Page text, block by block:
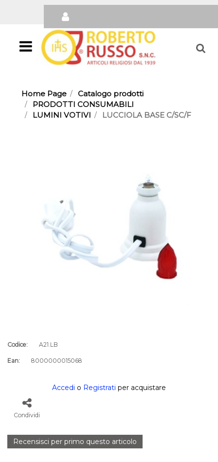
Open
Home Page
Catalogo prodotti
PRODOTTI CONSUMABILI
LUMINI VOTIVI
LUCCIOLA BASE C/SC/F
Codice: A21.LB
Ean: 8000000015068
Accedi o Registrati per acquistare
Condividi
Recensisci per primo questo articolo